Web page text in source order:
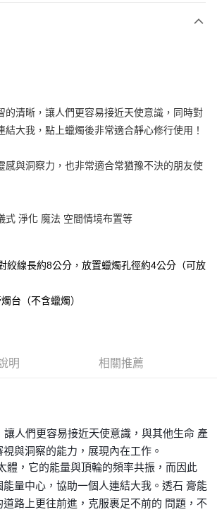
含以上)免運費
含以上)免運費
的清晰，讓人們更容易接近天使意識，同時對
結大我，點上蠟燭後非常適合靜心修行使用！
感與洞察力，也非常適合常猶豫不決的朋友使
式 淨化 魔法 空間情境布置等
絞線長約8公分，放置蠟燭孔徑約4公分（可放
台（不含蠟燭）
明 相關推薦
讓人們更容易接近天使意識，與其他生命 產
與洞察的能力，展現內在工作。
體，它的能量與頂輪的頻率共振，而因此
量中心，協助一個人連結大我。透石 膏能
路上更往前進，克服裹足不前的 問題，不